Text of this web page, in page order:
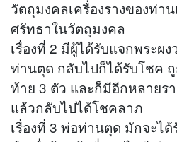
วัตถุมงคลเครื่องรางของท่า
ศรัทธาในวัตถุมงคล
เรื่องที่ 2 มีผู้ได้รับแจกพระผ
ท่านตุด กลับไปก็ได้รับโชค ถู
ท้าย 3 ตัว และก็มีอีกหลายร
แล้วกลับไปได้โชคลาภ
เรื่องที่ 3 พ่อท่านตุด มักจะไ